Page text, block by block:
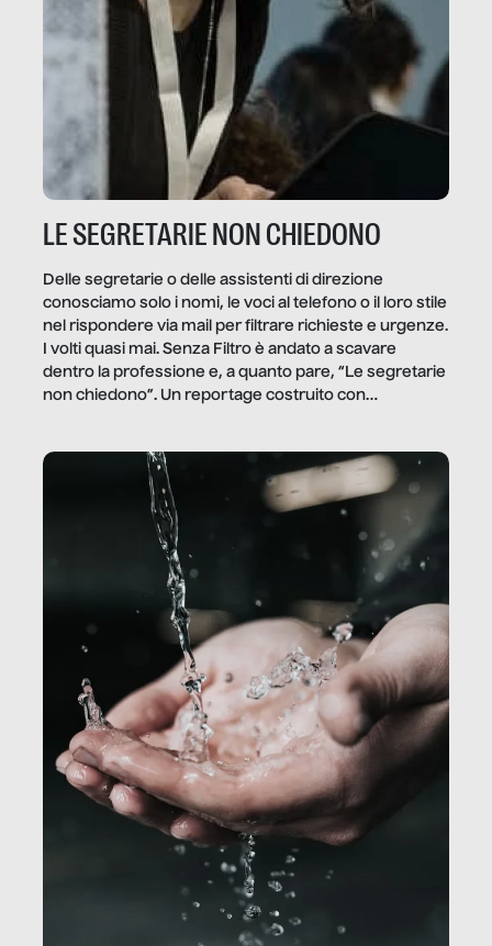
LE SEGRETARIE NON CHIEDONO
Delle segretarie o delle assistenti di direzione
conosciamo solo i nomi, le voci al telefono o il loro stile
nel rispondere via mail per filtrare richieste e urgenze.
I volti quasi mai. Senza Filtro è andato a scavare
dentro la professione e, a quanto pare, “Le segretarie
non chiedono”. Un reportage costruito con